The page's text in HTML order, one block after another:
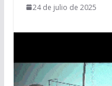
24 de julio de 2025